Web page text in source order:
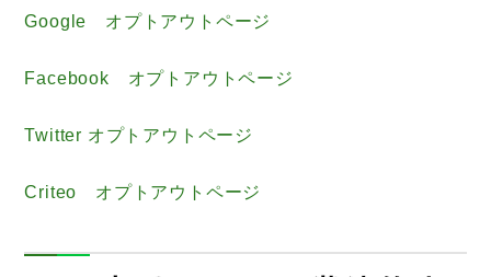
Google オプトアウトページ
Facebook オプトアウトページ
Twitter オプトアウトページ
Criteo オプトアウトページ